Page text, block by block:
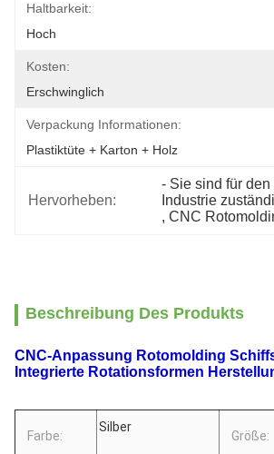
Haltbarkeit:
Hoch
Kosten:
Erschwinglich
Verpackung Informationen:
Plastiktüte + Karton + Holz
Hervorheben:
- Sie sind für
Industrie
, CNC
Beschreibung Des Produkts
CNC-Anpassung Rotomolding
Integrierte Rotationsformen
Farbe:
Silber
Größe: